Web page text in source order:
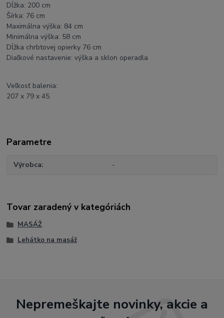
Dĺžka: 200 cm
Šírka: 76 cm
Maximálna výška: 84 cm
Minimálna výška: 58 cm
Dĺžka chrbtovej opierky 76 cm
Diaľkové nastavenie: výška a sklon operadla
Veľkosť balenia:
207 x 79 x 45
Parametre
Výrobca -
Tovar zaradený v kategóriách
MASÁŽ
Lehátko na masáž
Nepremeškajte novinky, akcie a